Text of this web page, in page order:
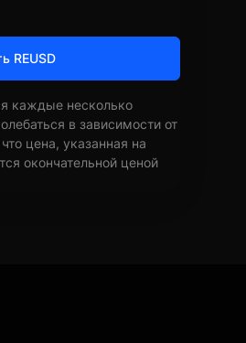
REUSD
каждые несколько
в зависимости от
цена, указанная на
окончательной ценой